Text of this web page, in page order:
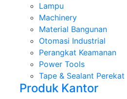
Lampu
Machinery
Material Bangunan
Otomasi Industrial
Perangkat Keamanan
Power Tools
Tape & Sealant Perekat
Produk Kantor